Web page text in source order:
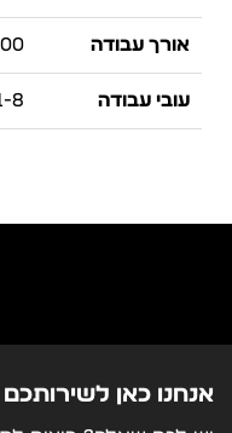
אורך עבודה
עובי עבודה 1-8
אנחנו כאן לשירותכם